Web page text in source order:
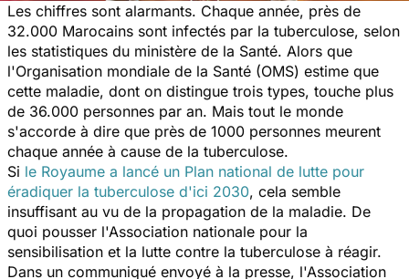
Les chiffres sont alarmants. Chaque année, près de
32.000 Marocains sont infectés par la tuberculose, selon
les statistiques du ministère de la Santé. Alors que
l'Organisation mondiale de la Santé (OMS) estime que
cette maladie, dont on distingue trois types, touche plus
de 36.000 personnes par an. Mais tout le monde
s'accorde à dire que près de 1000 personnes meurent
chaque année à cause de la tuberculose.
Si le Royaume a lancé un Plan national de lutte pour
éradiquer la tuberculose d'ici 2030, cela semble
insuffisant au vu de la propagation de la maladie. De
quoi pousser l'Association nationale pour la
sensibilisation et la lutte contre la tuberculose à réagir.
Dans un communiqué envoyé à la presse, l'Association